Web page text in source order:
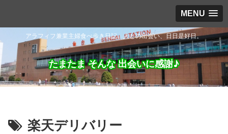
MENU
アラフィフ兼業主婦食べ歩き日記。人との出会い、日日是好日。
たまたま そんな 出会いに感謝♪
楽天デリバリー